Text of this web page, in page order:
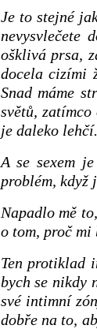
Je to stejné
nevysvlečete
ošklivá prsa,
docela cizími
Snad máme
světů,
je daleko lehčí.
A se sexem
problém, když
Napadlo mě
o tom, proč mi
Ten protiklad
bych se nikdy
své intimní
dobře na to,